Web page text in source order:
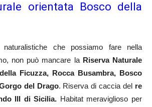
orientata Bosco della
che possiamo fare nella
non può mancare la Riserva Naturale
Ficuzza, Rocca Busambra, Bosco
del Drago. Riserva di caccia del re
III di Sicilia. Habitat meraviglioso per